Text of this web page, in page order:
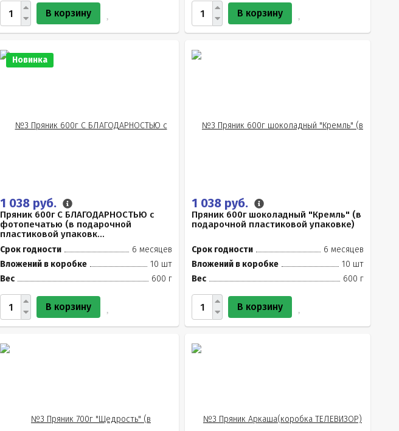
В корзину В корзину
Новинка
1 038 руб.
Пряник 600г С БЛАГОДАРНОСТЬЮ с
фотопечатью (в подарочной
пластиковой упаковк...
Срок годности
6 месяцев
Вложений в коробке
10 шт
Вес
600 г
В корзину
1 038 руб.
Пряник 600г шоколадный "Кремль" (в
подарочной пластиковой упаковке)
Срок годности
6 месяцев
Вложений в коробке
10 шт
Вес
600 г
В корзину